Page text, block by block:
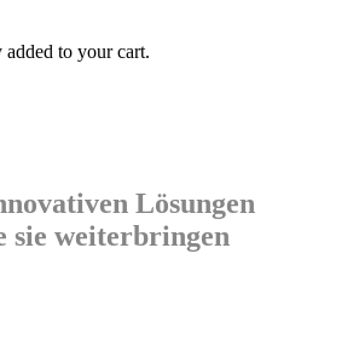
added to your cart.
Lösungen
sie weiterbringen